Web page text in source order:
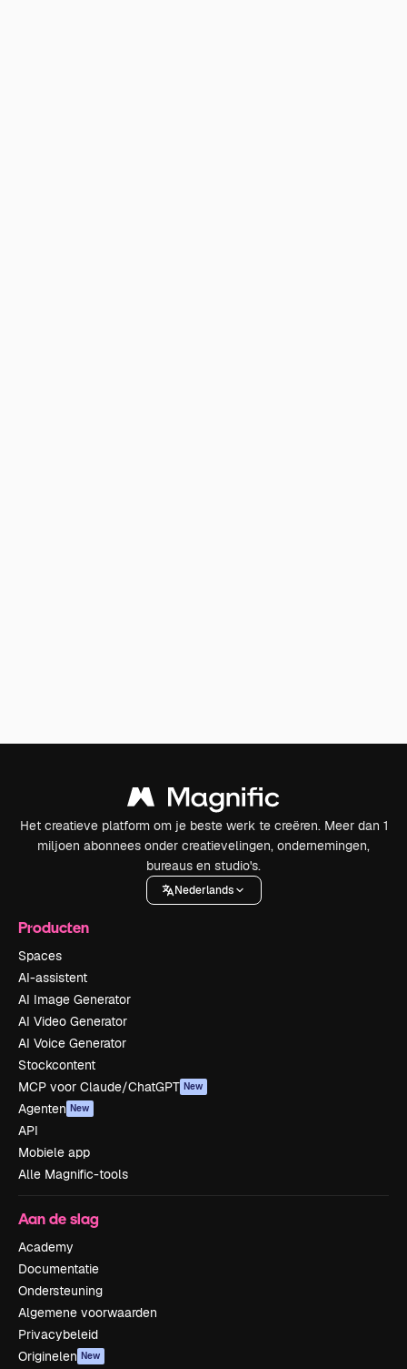
Het creatieve platform om je beste werk te creëren. Meer dan 1
miljoen abonnees onder creatievelingen, ondernemingen,
bureaus en studio's.
Nederlands
Producten
Spaces
AI-assistent
AI Image Generator
AI Video Generator
AI Voice Generator
Stockcontent
MCP voor Claude/ChatGPT New
Agenten New
API
Mobiele app
Alle Magnific-tools
Aan de slag
Academy
Documentatie
Ondersteuning
Algemene voorwaarden
Privacybeleid
Originelen New